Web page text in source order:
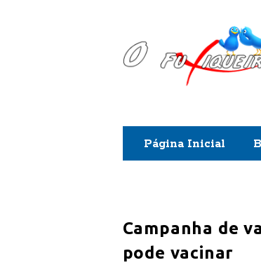
F
x
i
u
Página Inicial
Campanha de
pode vacinar